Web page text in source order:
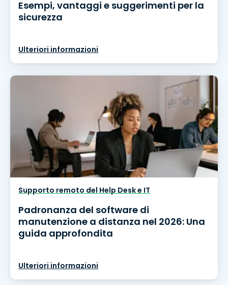
Esempi, vantaggi e suggerimenti per la
sicurezza
Ulteriori informazioni
Supporto remoto del Help Desk e IT
Padronanza del software di
manutenzione a distanza nel 2026: Una
guida approfondita
Ulteriori informazioni